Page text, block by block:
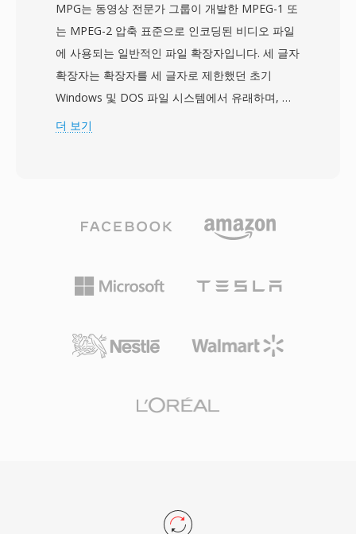
프로그램을 단일 스트림으로 다중화할 수 있으며,
PSI(Program Specific Information) 테이블이 각
프로그램의 구조와 콘텐츠를 기술합니다. 이 형식
은 사실상 모든 오디오 및 비디오 코덱을 지원하지
만, 가장 일반적으로 MPEG-2 비디오, H.264,
HEVC와 AAC, AC-3, MPEG 오디오를 전달합니다.
비전 전달의 근간입니다. 회복 탄력성, 표준화된
구조, 광범위한 코덱 지원 덕분에 TS는 라이브 방
용됩니다.
MPG는 동영상 전문가 그룹이 개발한 MPEG-1 또
는 MPEG-2 압축 표준으로 인코딩된 비디오 파일
에 사용되는 일반적인 파일 확장자입니다. 세 글자
확장자는 확장자를 세 글자로 제한했던 초기
Windows 및 DOS 파일 시스템에서 유래하며, 더
긴 MPEG 명칭의 약칭을 제공합니다. MPG 파일
걸쳐 개인용 컴퓨터에서 디지털 비디오를 저장하
출부터 하드웨어 인코더 카드로 캡처한 디지털 TV
녹화까지 다양한 콘텐츠에서 발견됩니다. MPEG-
1.5Mbps의 비트레이트로 352x240(NTSC) 또는
상도를 지원합니다. 프로그램 스트림 구조는 방송
로, 모든 운영체제의 사실상 모든 미디어 플레이어
더 보기